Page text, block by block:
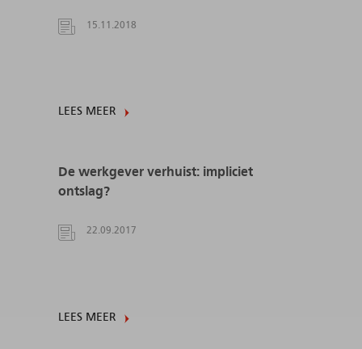
15.11.2018
LEES MEER
De werkgever verhuist: impliciet
ontslag?
22.09.2017
LEES MEER